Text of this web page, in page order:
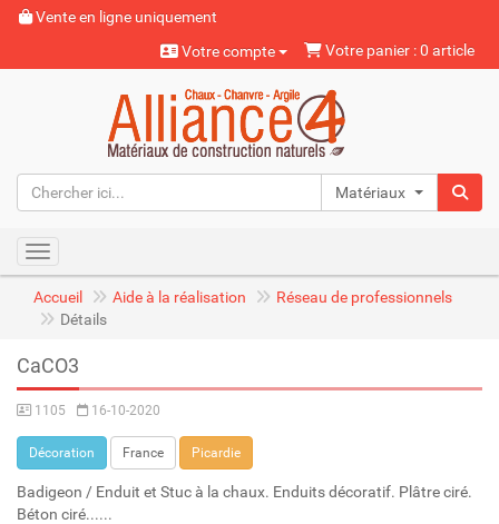
Vente en ligne uniquement
Votre compte
Votre panier : 0 article
Matériaux naturels
Toggle navigation
Accueil Aide à la réalisation
Réseau de professionnels
Détails
CaCO3
1105 16-10-2020
Décoration France Picardie
Badigeon / Enduit et Stuc à la chaux. Enduits décoratif. Plâtre ciré.
Béton ciré......